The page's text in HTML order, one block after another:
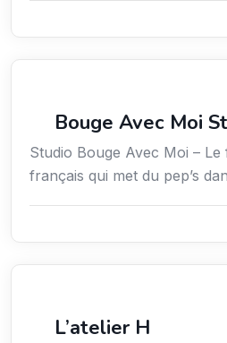
Bouge Avec Moi
Studio Bouge Avec Moi – Le
français qui met du pep’s
L’atelier H